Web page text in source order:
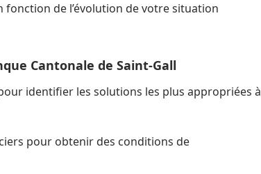
de l’évolution de votre situation
Cantonale de Saint-Gall
identifier les solutions les plus appropriées à
pour obtenir des conditions de